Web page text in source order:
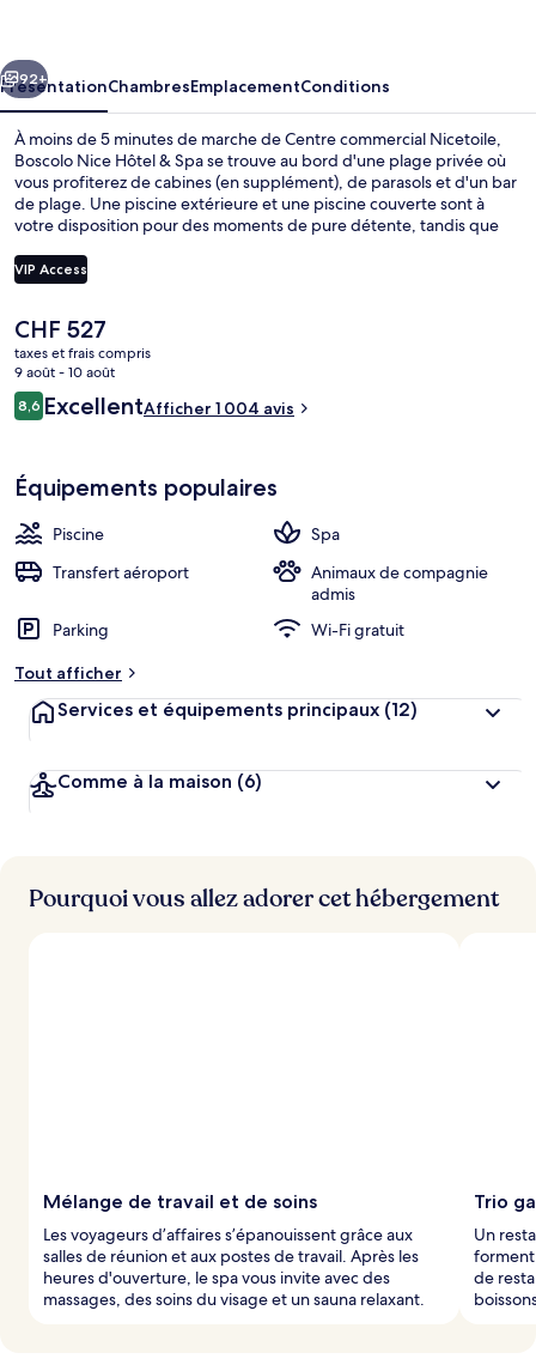
Spa
Suivant
92+
PrésentationChambresEmplacementConditions
À moins de 5 minutes de marche de Centre commercial Nicetoile,
Boscolo Nice Hôtel & Spa se trouve au bord d'une plage privée où
vous profiterez de cabines (en supplément), de parasols et d'un bar
de plage. Une piscine extérieure et une piscine couverte sont à
votre disposition pour des moments de pure détente, tandis que
massages, des enveloppements corporels, et des soins du visage.
Le restaurant est idéal pour manger un bout, à moins que vous ne
luxe abrite en outre un centre de remise en forme, une salle de
fitness et un bain à remous. L'hébergement se situe à une très
courte distance à pied des transports publics : Station de tramway
Jean-Médecin se trouve à 4 min et Station de tramway Place
Masséna, à 5 min.
VIP Access
Le
prix
actuel
est
de
CHF 527
taxes et frais compris
9 août - 10 août
Avis
voyageurs
8,68,6 sur 10
ExcellentAfficher 1 004 avis
Équipements populaires
Piscine
Spa
Transfert aéroport
Animaux de compagnie
admis
Parking
Wi-Fi gratuit
Tout afficher
Services et équipements principaux (12)
Comme à la maison (6)
Pourquoi vous allez adorer cet hébergement
Mélange de travail et de soins
Les voyageurs d’affaires s’épanouissent grâce aux
salles de réunion et aux postes de travail. Après les
heures d'ouverture, le spa vous invite avec des
massages, des soins du visage et un sauna relaxant.
Trio
Un
forment
de